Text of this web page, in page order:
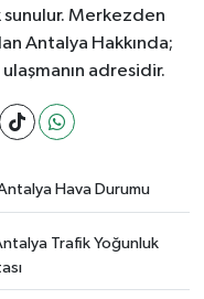
Merkezden
Antalya Hakkında;
adresidir.
Hava Durumu
Trafik Yoğunluk